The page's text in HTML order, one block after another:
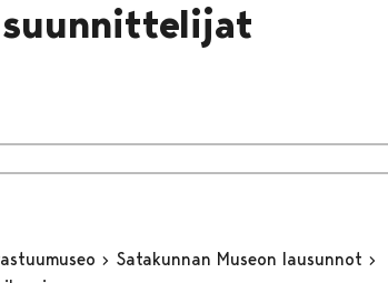
suunnittelijat
Satakunnan Museon lausunnot